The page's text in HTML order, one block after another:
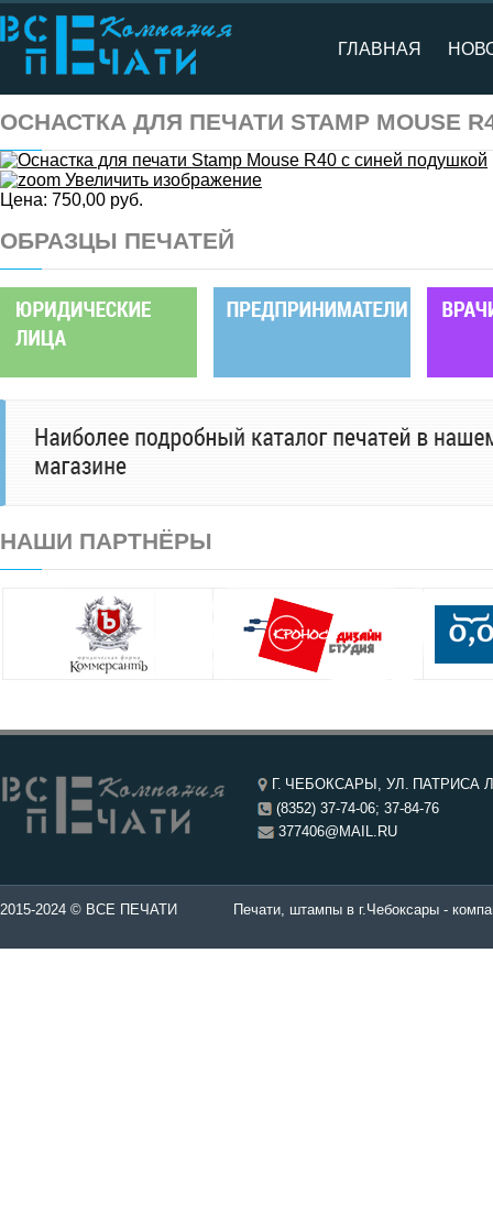
ГЛАВНАЯ
ОСНАСТКА ДЛЯ ПЕЧАТИ STAMP MOUSE
Увеличить изображение
Цена: 750,00 руб.
ОБРАЗЦЫ ПЕЧАТЕЙ
НАШИ ПАРТНЁРЫ
Г. ЧЕБОКСАРЫ, УЛ. ПАТРИСА
(8352) 37-74-06; 37-84-76
377406@MAIL.RU
в Чебоксары. Печати, штампы в г.Чебоксары -
2015-2024 © ВСЕ ПЕЧАТИ